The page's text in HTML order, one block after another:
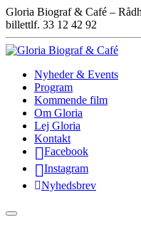
Gloria Biograf & Café –
billettlf. 33 12 42 92
Nyheder & Events
Program
Kommende film
Om Gloria
Lej Gloria
Kontakt
Facebook
Instagram
Nyhedsbrev